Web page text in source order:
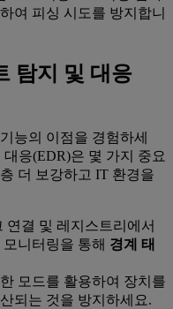
여 피싱 시도를 방지합니
탐지 및 대응
능의 이점을 경험하세
응(EDR)은 몇 가지 중요
더 보강하고 IT 환경을
연결 및 레지스트리에서
니터링을 통해 경계 태
모드를 활용하여 장치를
되는 것을 방지하세요.